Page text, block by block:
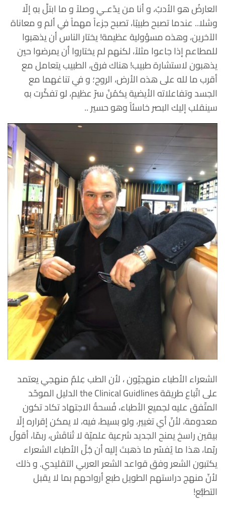
العارضُ هو الأدبُ، و أنا من يدّعـي وصلاً و ما ابتلَّ بهِ إلّا
وشلا.. عندما تصبح طبيبًا، تصبح جزءاً مهماً في ألم و معاناة
الآخرين، وهذه مسؤولية عظيمة! يختار الناس أن يذهبوا
للمطاعم إذا جاعوا مثلاً، لكنهم لم يختاروا أن يمرضوا حين
يذهبون لاستشارة طبيب! هناك فرق، الطبيب يتعامل مع
أقرب ما لله على هذه الأرض، الروح؛ و في تناغهما مع
الجسد وتفاعلاته الأيضية يكمُنُ سرّ عظيم، لو تفكّرت بهِ
سينقلب إليك البصر خاسئاً وهو حسير ..
الشعراء الأطباء منهجيّون ، لأن الطب عِلمٌ منهجي يعتمد
على اتّباع طريقة the Clinical Guidlines الدليل الموحّد
المتّفق عليه لجميع الأطباء، فُسحةُ الاجتهاد تكاد تكون
معدومة، لأنّ أي تغيير، ولو بسيط، فيه، لا يمكن إقراره إلّا
بيقين راسخ يمنح الجديد شرعية علميّة لا تُناقَش، ربمّا، أقولُ
ربّما، هذا ما يُفسّر ما ذهبتَ إليه أن جُلّ الأطباء الشعراء
يكتبون الشعر وفق قواعد الشعر العربي التقليدي. و ذلك
لأنّ منهج دراستهم الطويل طبع أرواحهم بما لا يقبل
التطبُّع!